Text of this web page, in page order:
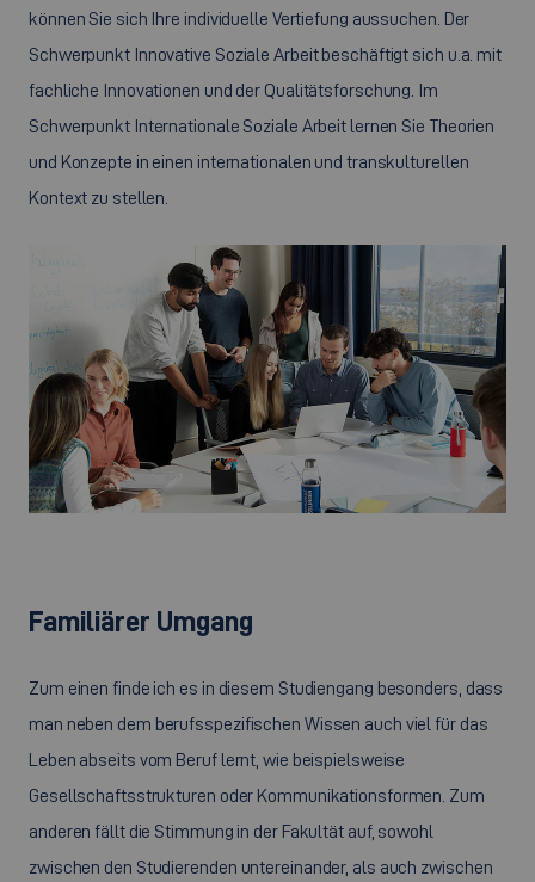
können Sie sich Ihre individuelle Vertiefung aussuchen. Der
Schwerpunkt Innovative Soziale Arbeit beschäftigt sich u.a. mit
fachliche Innovationen und der Qualitätsforschung. Im
Schwerpunkt Internationale Soziale Arbeit lernen Sie Theorien
und Konzepte in einen internationalen und transkulturellen
Kontext zu stellen.
Familiärer Umgang
Zum einen finde ich es in diesem Studiengang besonders, dass
man neben dem berufsspezifischen Wissen auch viel für das
Leben abseits vom Beruf lernt, wie beispielsweise
Gesellschaftsstrukturen oder Kommunikationsformen. Zum
anderen fällt die Stimmung in der Fakultät auf, sowohl
zwischen den Studierenden untereinander, als auch zwischen